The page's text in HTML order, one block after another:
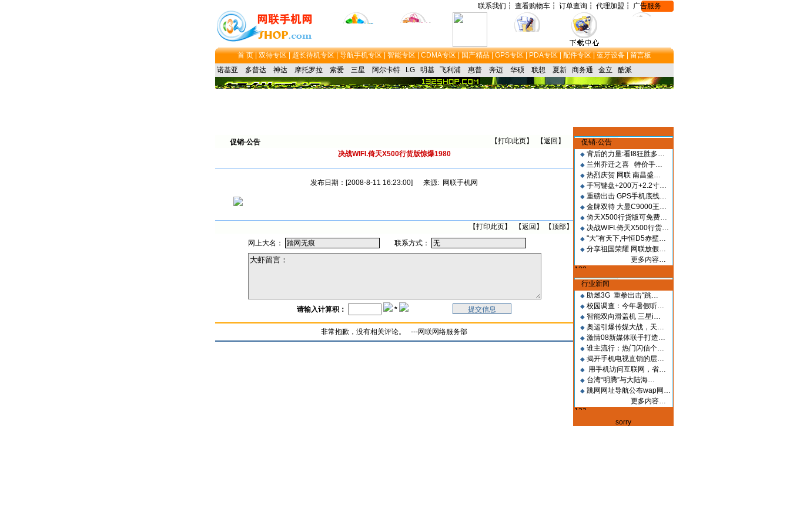
联系我们┇ 查看购物车┇ 订单查询┇ 代理加盟┇ 广告服务
首 页 |双待专区 |超长待机专区 |导航手机专区 |智能专区| CDMA专区|国产精品|GPS专区 |PDA专区 |配件专区 |蓝牙设备 |留言板
诺基亚
多普达 神达 摩托罗拉 索爱 三星 阿尔卡特 LG 明基 飞利浦 惠普 奔迈 华硕 联想 夏新 商务通 金立 酷派
促销·公告 【打印此页】 【返回 】
决战WIFI.倚天X500行货版惊爆1980
发布日期：[2008-8-11 16:23:00] 来源: 网联手机网
【打印此页】 【返回 】 【顶部】
网上大名：
联系方式：
请输入计算积： *
非常抱歉，没有相关评论。 ---网联网络服务部
促销·公告
◆ 背后的力量:看I8狂胜多…
◆ 兰州乔迁之喜 特价手…
◆ 热烈庆贺 网联 南昌盛…
◆ 手写键盘+200万+2.2寸…
◆ 重磅出击 GPS手机底线…
◆ 金牌双待 大显C9000王…
◆ 倚天X500行货版可免费…
◆ 决战WIFI.倚天X500行货…
◆ "大"有天下,中恒D5赤壁…
◆ 分享祖国荣耀 网联放假…
更多内容…
行业新闻
◆ 助燃3G 重拳出击“跳…
◆ 校园调查：今年暑假听…
◆ 智能双向滑盖机 三星i…
◆ 奥运引爆传媒大战，天…
◆ 激情08新媒体联手打造…
◆ 谁主流行：热门闪信个…
◆ 揭开手机电视直销的层…
◆ 用手机访问互联网，省…
◆ 台湾“明腾”与大陆海…
◆ 跳网网址导航公布wap网…
更多内容…
sorry